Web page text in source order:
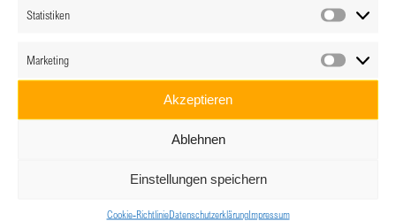
Statistiken
Marketing
Akzeptieren
Ablehnen
Einstellungen speichern
Cookie-RichtlinieDatenschutzerklärungImpressum